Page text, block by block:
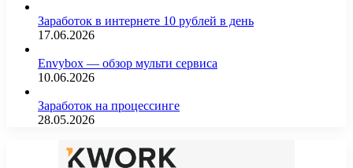
Заработок в интернете 10 рублей в день
17.06.2026
Envybox — обзор мульти сервиса
10.06.2026
Заработок на процессинге
28.05.2026